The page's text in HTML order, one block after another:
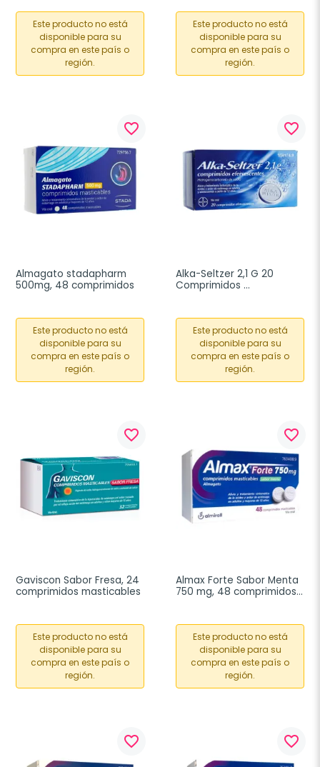
Este producto no está
disponible para su
compra en este país o
región.
Este producto no está
disponible para su
compra en este país o
región.
favorite_border
Almagato stadapharm
500mg, 48 comprimidos
Este producto no está
disponible para su
compra en este país o
región.
favorite_border
Alka-Seltzer 2,1 G 20
Comprimidos
Este producto no está
disponible para su
compra en este país o
región.
favorite_border
Gaviscon Sabor Fresa, 24
comprimidos masticables
Este producto no está
disponible para su
compra en este país o
región.
favorite_border
Almax Forte Sabor Menta
750 mg, 48 comprimidos
Este producto no está
disponible para su
compra en este país o
región.
favorite_border favorite_border